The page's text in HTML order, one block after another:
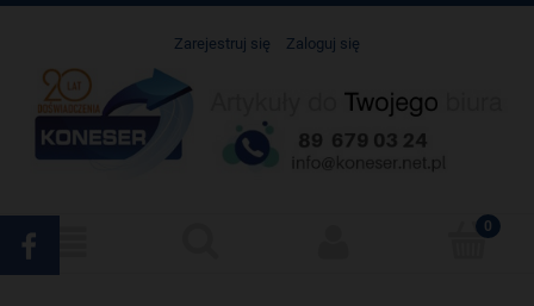
Zarejestruj się Zaloguj się